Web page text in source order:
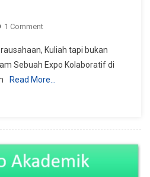
1 CommentOn
Buana
Yogya
Kolaboratif
Kuliah tapi bukan
Sebuah Expo Kolaboratif di
Read More…